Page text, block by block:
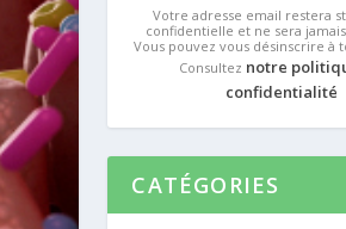
Votre adresse email restera
confidentielle et ne sera
Vous pouvez vous désinscrire à
Consultez notre
confidentialité
CATÉGORIES